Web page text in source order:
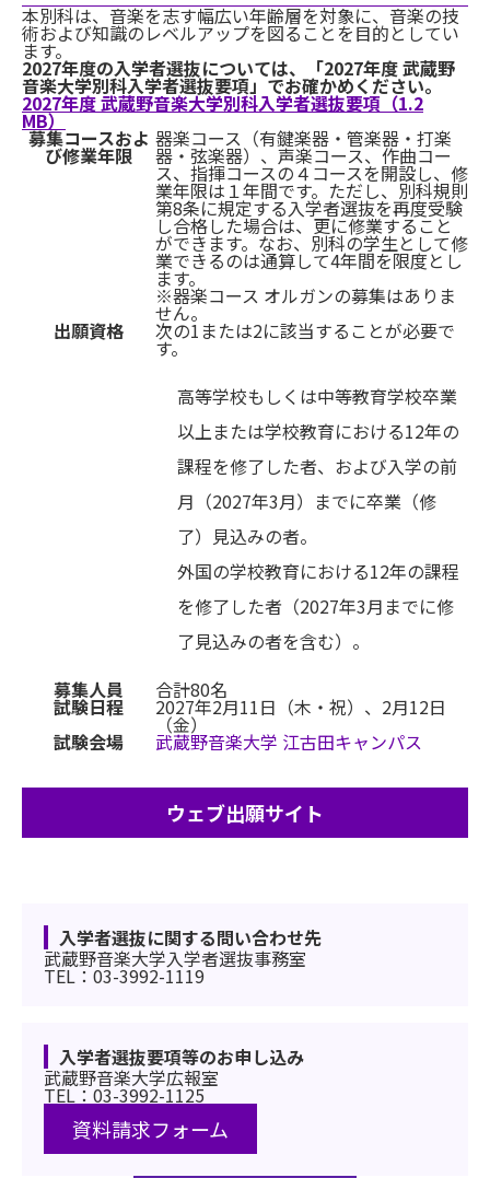
本別科は、音楽を志す幅広い年齢層を対象に、音楽の技
術および知識のレベルアップを図ることを目的としてい
ます。
2027年度の入学者選抜については、「2027年度 武蔵野
音楽大学別科入学者選抜要項」でお確かめください。
2027年度 武蔵野音楽大学別科入学者選抜要項（1.2
MB）
募集コースおよ
び修業年限
器楽コース（有鍵楽器・管楽器・打楽
器・弦楽器）、声楽コース、作曲コー
ス、指揮コースの４コースを開設し、修
業年限は１年間です。ただし、別科規則
第8条に規定する入学者選抜を再度受験
し合格した場合は、更に修業すること
ができます。なお、別科の学生として修
業できるのは通算して4年間を限度とし
ます。
※器楽コース オルガンの募集はありま
せん。
出願資格 次の1または2に該当することが必要で
す。
高等学校もしくは中等教育学校卒業
以上または学校教育における12年の
課程を修了した者、および入学の前
月（2027年3月）までに卒業（修
了）見込みの者。
外国の学校教育における12年の課程
を修了した者（2027年3月までに修
了見込みの者を含む）。
募集人員
合計80名
試験日程 2027年2月11日（木・祝）、2月12日
（金）
試験会場 武蔵野音楽大学 江古田キャンパス
ウェブ出願サイト
入学者選抜に関する問い合わせ先
武蔵野音楽大学入学者選抜事務室
TEL：03-3992-1119
入学者選抜要項等のお申し込み
武蔵野音楽大学広報室
TEL：03-3992-1125
資料請求フォーム